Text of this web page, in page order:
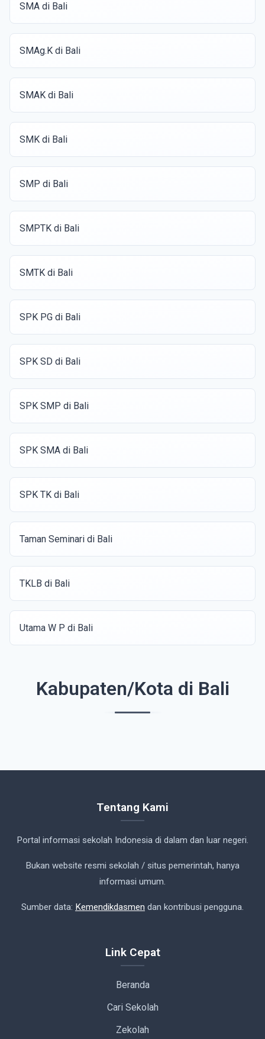
SMA di Bali
SMAg.K di Bali
SMAK di Bali
SMK di Bali
SMP di Bali
SMPTK di Bali
SMTK di Bali
SPK PG di Bali
SPK SD di Bali
SPK SMP di Bali
SPK SMA di Bali
SPK TK di Bali
Taman Seminari di Bali
TKLB di Bali
Utama W P di Bali
Kabupaten/Kota di Bali
Tentang Kami
Portal informasi sekolah Indonesia di dalam dan luar negeri.
Bukan website resmi sekolah / situs pemerintah, hanya
informasi umum.
Sumber data: Kemendikdasmen dan kontribusi pengguna.
Link Cepat
Beranda
Cari Sekolah
Zekolah